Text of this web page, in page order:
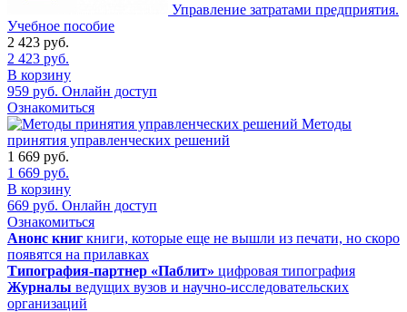
Управление затратами предприятия.
Учебное пособие
2 423 руб.
2 423 руб.
В корзину
959 руб. Онлайн доступ
Ознакомиться
Методы
принятия управленческих решений
1 669 руб.
1 669 руб.
В корзину
669 руб. Онлайн доступ
Ознакомиться
Анонс книг книги, которые еще не вышли из печати, но скоро
появятся на прилавках
Типография-партнер «Паблит» цифровая типография
Журналы ведущих вузов и научно-исследовательских
организаций